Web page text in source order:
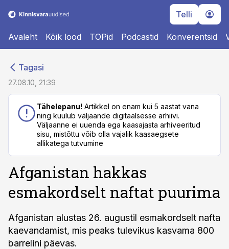
Telli
Avaleht Kõik lood TOPid Podcastid Konverentsid
Tagasi
27.08.10, 21:39
Tähelepanu! Artikkel on enam kui 5 aastat vana
ning kuulub väljaande digitaalsesse arhiivi.
Väljaanne ei uuenda ega kaasajasta arhiveeritud
sisu, mistõttu võib olla vajalik kaasaegsete
allikatega tutvumine
Afganistan hakkas
esmakordselt naftat puurima
Afganistan alustas 26. augustil esmakordselt nafta
kaevandamist, mis peaks tulevikus kasvama 800
barrelini päevas.